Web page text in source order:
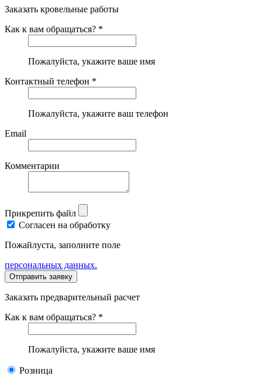
Заказать кровельные работы
Как к вам обращаться? *
Пожалуйста, укажите ваше имя
Контактный телефон *
Пожалуйста, укажите ваш телефон
Email
Комментарии
Прикрепить файл
Согласен на обработку
Пожайлуста, заполните поле
персональных данных.
Заказать предварительный расчет
Как к вам обращаться? *
Пожалуйста, укажите ваше имя
Розница